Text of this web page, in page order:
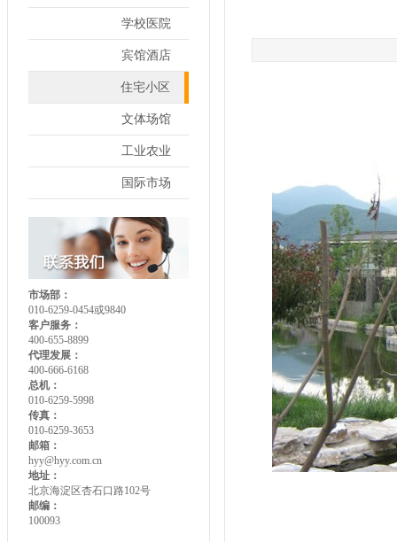
学校医院
宾馆酒店
住宅小区
文体场馆
工业农业
国际市场
市场部：
010-6259-0454或9840
客户服务：
400-655-8899
代理发展：
400-666-6168
总机：
010-6259-5998
传真：
010-6259-3653
邮箱：
hyy@hyy.com.cn
地址：
北京海淀区杏石口路102号
邮编：
100093